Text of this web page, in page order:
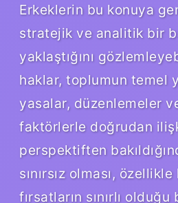
Erkeklerin bu konuya
stratejik ve analitik bir
yaklaştığını
haklar, toplumun temel
yasalar, düzenlemeler
faktörlerle doğrudan
perspektiften
sınırsız olması,
fırsatların sınırlı